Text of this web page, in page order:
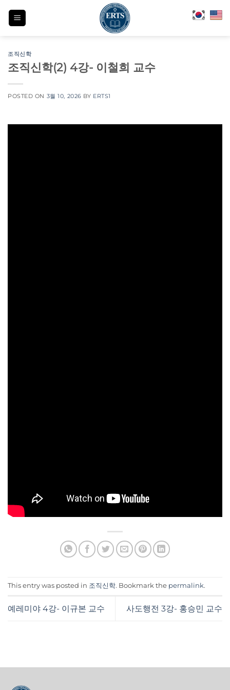
조직신학
조직신학(2) 4강- 이철희 교수
POSTED ON 3월 10, 2026 BY ERTS1
This entry was posted in 조직신학. Bookmark the permalink.
예레미야 4강- 이규본 교수 사도행전 3강- 홍승민 교수